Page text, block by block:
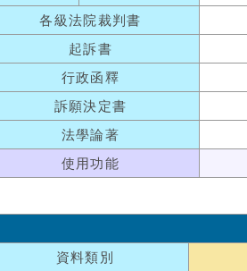
各級法院裁判書
起訴書
行政函釋
訴願決定書
法學論著
使用功能
資料類別